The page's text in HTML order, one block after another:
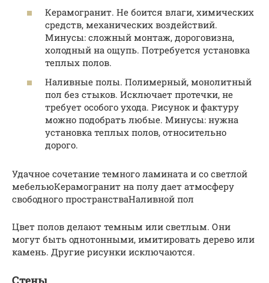
Керамогранит. Не боится влаги, химических
средств, механических воздействий.
Минусы: сложный монтаж, дороговизна,
холодный на ощупь. Потребуется установка
теплых полов.
Наливные полы. Полимерный, монолитный
пол без стыков. Исключает протечки, не
требует особого ухода. Рисунок и фактуру
можно подобрать любые. Минусы: нужна
установка теплых полов, относительно
дорого.
Удачное сочетание темного ламината и со светлой
мебельюКерамогранит на полу дает атмосферу
свободного пространстваНаливной пол
Цвет полов делают темным или светлым. Они
могут быть однотонными, имитировать дерево или
камень. Другие рисунки исключаются.
Стены